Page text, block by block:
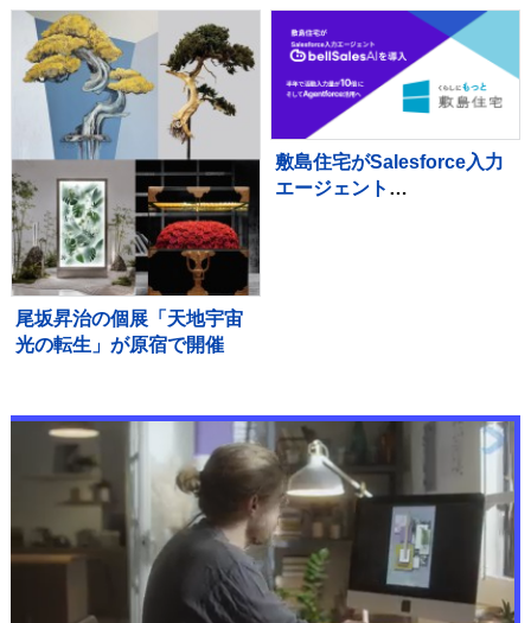
ジア記録で金メダル【U20
世界陸上】
尾坂昇治の個展「天地宇宙
光の転生」が原宿で開催
敷島住宅がSalesforce入力
エージェント